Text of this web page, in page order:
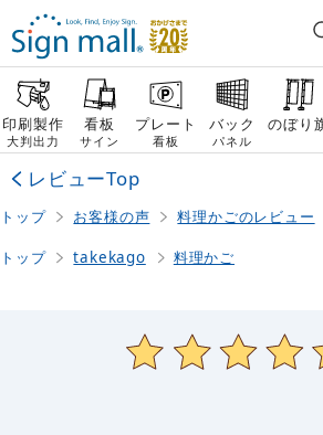
印刷製作
大判出力
看板
サイン
プレート
看板
バック
パネル
のぼり
レビューTop
トップ お客様の声 料理かごのレビュー
トップ takekago 料理かご